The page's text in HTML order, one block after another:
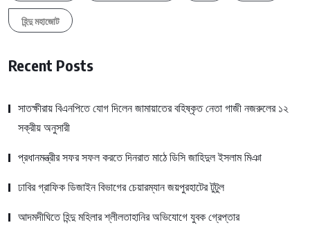
হিন্দু মহাজোট
Recent Posts
সাতক্ষীরায় বিএনপিতে যোগ দিলেন জামায়াতের বহিষ্কৃত নেতা গাজী নজরুলের ১২
সক্রীয় অনুসারী
প্রধানমন্ত্রীর সফর সফল করতে দিনরাত মাঠে ডিসি জাহিদুল ইসলাম মিঞা
ঢাবির গ্রাফিক ডিজাইন বিভাগের চেয়ারম্যান জয়পুরহাটের টুটুল
আদমদীঘিতে হিন্দু মহিলার শ্লীলতাহানির অভিযোগে যুবক গ্রেপ্তার